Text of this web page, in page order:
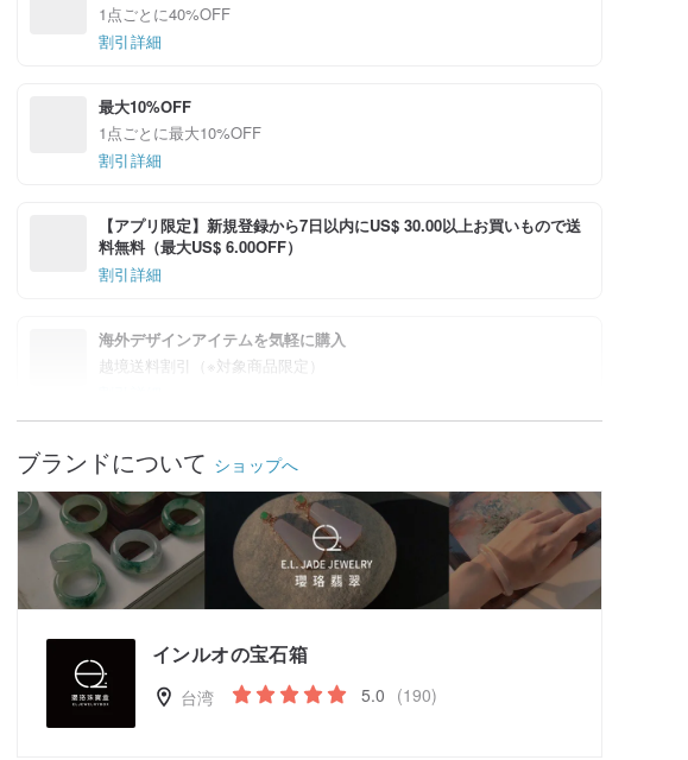
1点ごとに40%OFF
割引詳細
最大10%OFF
1点ごとに最大10%OFF
割引詳細
【アプリ限定】新規登録から7日以内にUS$ 30.00以上お買いもので送
料無料（最大US$ 6.00OFF）
割引詳細
海外デザインアイテムを気軽に購入
越境送料割引（※対象商品限定）
ブランドについて ショップへ
インルオの宝石箱
台湾 5.0 (190)